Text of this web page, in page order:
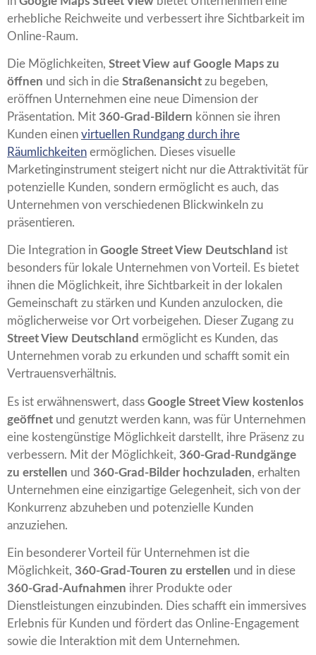
erhebliche Reichweite und verbessert ihre Sichtbarkeit im
Online-Raum.
Die Möglichkeiten, Street View auf Google Maps zu
öffnen und sich in die Straßenansicht zu begeben,
eröffnen Unternehmen eine neue Dimension der
Präsentation. Mit 360-Grad-Bildern können sie ihren
Kunden einen virtuellen Rundgang durch ihre
Räumlichkeiten ermöglichen. Dieses visuelle
Marketinginstrument steigert nicht nur die Attraktivität für
potenzielle Kunden, sondern ermöglicht es auch, das
Unternehmen von verschiedenen Blickwinkeln zu
präsentieren.
Die Integration in Google Street View Deutschland ist
besonders für lokale Unternehmen von Vorteil. Es bietet
ihnen die Möglichkeit, ihre Sichtbarkeit in der lokalen
Gemeinschaft zu stärken und Kunden anzulocken, die
möglicherweise vor Ort vorbeigehen. Dieser Zugang zu
Street View Deutschland ermöglicht es Kunden, das
Unternehmen vorab zu erkunden und schafft somit ein
Vertrauensverhältnis.
Es ist erwähnenswert, dass Google Street View kostenlos
geöffnet und genutzt werden kann, was für Unternehmen
eine kostengünstige Möglichkeit darstellt, ihre Präsenz zu
verbessern. Mit der Möglichkeit, 360-Grad-Rundgänge
zu erstellen und 360-Grad-Bilder hochzuladen, erhalten
Unternehmen eine einzigartige Gelegenheit, sich von der
Konkurrenz abzuheben und potenzielle Kunden
anzuziehen.
Ein besonderer Vorteil für Unternehmen ist die
Möglichkeit, 360-Grad-Touren zu erstellen und in diese
360-Grad-Aufnahmen ihrer Produkte oder
Dienstleistungen einzubinden. Dies schafft ein immersives
Erlebnis für Kunden und fördert das Online-Engagement
sowie die Interaktion mit dem Unternehmen.